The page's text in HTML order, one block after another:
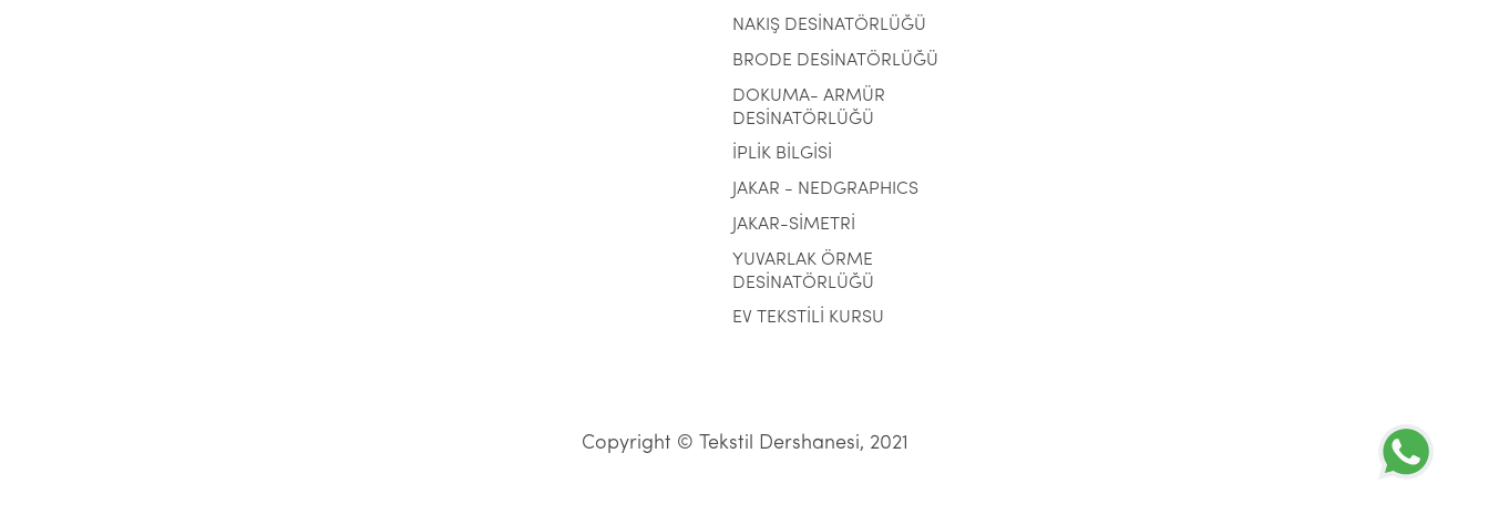
NAKIŞ DESİNATÖRLÜĞÜ
BRODE DESİNATÖRLÜĞÜ
DOKUMA- ARMÜR
DESİNATÖRLÜĞÜ
İPLİK BİLGİSİ
JAKAR - NEDGRAPHICS
JAKAR-SİMETRİ
YUVARLAK ÖRME
DESİNATÖRLÜĞÜ
EV TEKSTİLİ KURSU
Copyright © Tekstil Dershanesi, 2021